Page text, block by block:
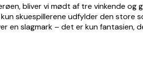
bliver vi mødt af tre vinkende og
skuespillerene udfylder den store
en slagmark – det er kun